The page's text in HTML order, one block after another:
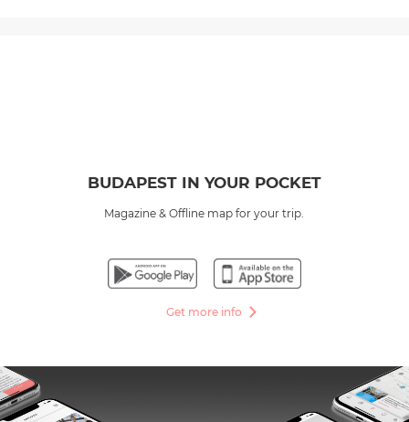
BUDAPEST IN YOUR POCKET
Magazine & Offline map for your trip.
Get more info